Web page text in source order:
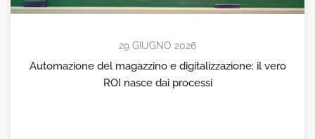
29 GIUGNO 2026
Automazione del magazzino e digitalizzazione: il vero
ROI nasce dai processi